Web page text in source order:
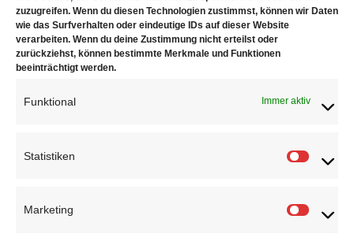
zuzugreifen. Wenn du diesen Technologien zustimmst, können wir Daten
wie das Surfverhalten oder eindeutige IDs auf dieser Website
verarbeiten. Wenn du deine Zustimmung nicht erteilst oder
zurückziehst, können bestimmte Merkmale und Funktionen
beeinträchtigt werden.
Funktional Immer aktiv
Statistiken
Marketing
in Deutschland sind in ein weltweites Netzwerk von
den Bedürfnissen des Kunden.